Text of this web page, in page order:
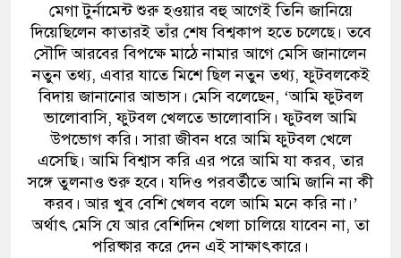
মেগা টুর্নামেন্ট শুরু হওয়ার বহু আগেই তিনি জানিয়ে
দিয়েছিলেন কাতারই তাঁর শেষ বিশ্বকাপ হতে চলেছে। তবে
সৌদি আরবের বিপক্ষে মাঠে নামার আগে মেসি জানালেন
নতুন তথ্য, এবার যাতে মিশে ছিল নতুন তথ্য, ফুটবলকেই
বিদায় জানানোর আভাস। মেসি বলেছেন, ‘আমি ফুটবল
ভালোবাসি, ফুটবল খেলতে ভালোবাসি। ফুটবল আমি
উপভোগ করি। সারা জীবন ধরে আমি ফুটবল খেলে
এসেছি। আমি বিশ্বাস করি এর পরে আমি যা করব, তার
সঙ্গে তুলনাও শুরু হবে। যদিও পরবর্তীতে আমি জানি না কী
করব। আর খুব বেশি খেলব বলে আমি মনে করি না।’
অর্থাৎ মেসি যে আর বেশিদিন খেলা চালিয়ে যাবেন না, তা
পরিষ্কার করে দেন এই সাক্ষাৎকারে।